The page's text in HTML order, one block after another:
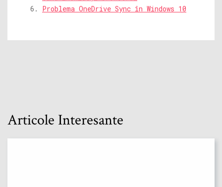
Problema OneDrive Sync în Windows 10
Articole Interesante